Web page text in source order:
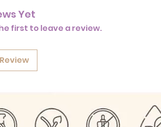
Yet
first to leave a review.